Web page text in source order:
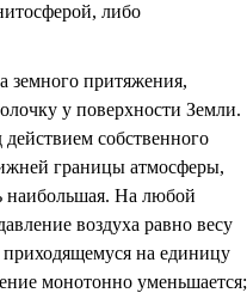
либо
земного притяжения,
у поверхности Земли.
собственного
границы атмосферы,
наибольшая. На любой
воздуха равно весу
на единицу
монотонно уменьшается;